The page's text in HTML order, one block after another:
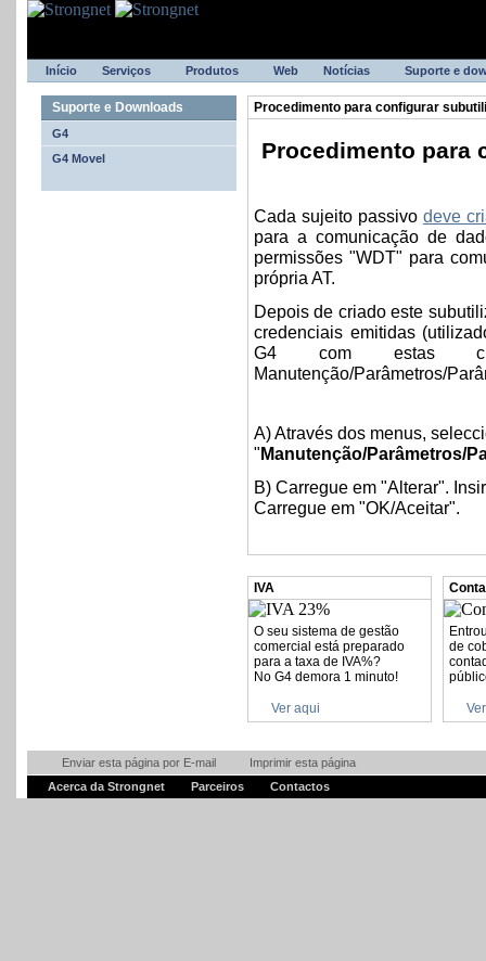
Início Serviços Produtos Web Notícias Suporte e
Procedimento para configurar
Procedimento para
Cada sujeito passivo deve
para a comunicação de
permissões "WDT" para
própria AT.
Depois de criado este
credenciais emitidas
G4 com estas
Manutenção/Parâmetros/
A) Através dos menus,
" Manutenção/Parâmetros/
B) Carregue em "Alterar".
Carregue em "OK/Aceitar".
IVA
O seu sistema de gestão
comercial está preparado
para a taxa de IVA%?
No G4 demora 1 minuto!
Ver aqui
de
Suporte e Downloads
G4
G4 Movel
Enviar esta página por E-mail
Imprimir esta página
Acerca da Strongnet
Parceiros Contactos